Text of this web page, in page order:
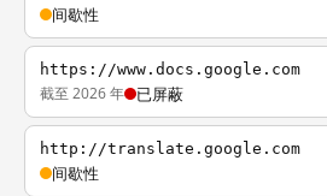
间歇性
https://www.docs.google.com
截至 2026 年 已屏蔽
http://translate.google.com
间歇性